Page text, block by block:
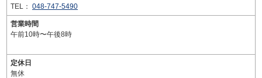
TEL： 048-747-5490
営業時間
午前10時〜午後8時
定休日
無休